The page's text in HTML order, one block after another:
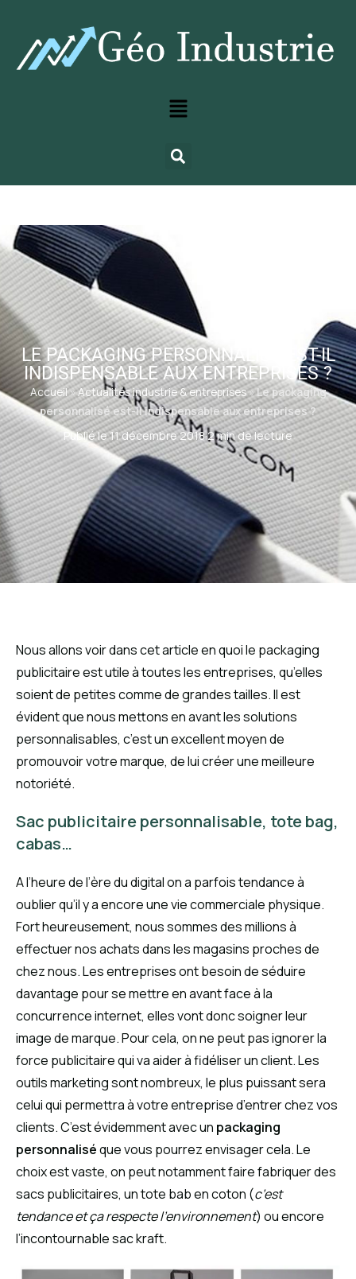
LE PACKAGING PERSONNALISÉ EST-IL
INDISPENSABLE AUX ENTREPRISES ?
Accueil»Actualités industrie & entreprises»Le packaging
personnalisé est-il indispensable aux entreprises ?
Publié le 11 décembre 2018·2 min de lecture
Nous allons voir dans cet article en quoi le packaging
publicitaire est utile à toutes les entreprises, qu’elles
soient de petites comme de grandes tailles. Il est
évident que nous mettons en avant les solutions
personnalisables, c’est un excellent moyen de
promouvoir votre marque, de lui créer une meilleure
notoriété.
Sac publicitaire personnalisable, tote bag,
cabas…
A l’heure de l’ère du digital on a parfois tendance à
oublier qu’il y a encore une vie commerciale physique.
Fort heureusement, nous sommes des millions à
effectuer nos achats dans les magasins proches de
chez nous. Les entreprises ont besoin de séduire
davantage pour se mettre en avant face à la
concurrence internet, elles vont donc soigner leur
image de marque. Pour cela, on ne peut pas ignorer la
force publicitaire qui va aider à fidéliser un client. Les
outils marketing sont nombreux, le plus puissant sera
celui qui permettra à votre entreprise d’entrer chez vos
clients. C’est évidemment avec un packaging
personnaliséque vous pourrez envisager cela. Le
choix est vaste, on peut notamment faire fabriquer des
sacs publicitaires, un tote bab en coton (c’est
tendance et ça respecte l’environnement) ou encore
l’incontournable sac kraft.